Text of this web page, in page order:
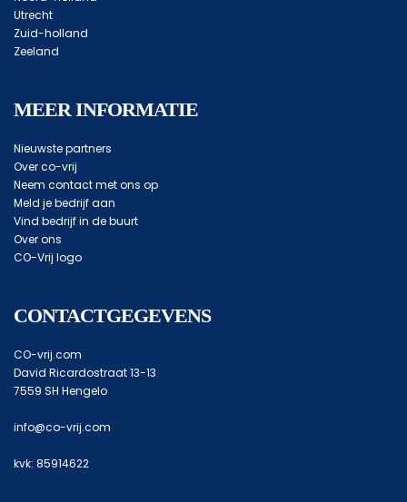
Utrecht
Zuid-holland
Zeeland
MEER INFORMATIE
Nieuwste partners
Over co-vrij
Neem contact met ons op
Meld je bedrijf aan
Vind bedrijf in de buurt
Over ons
CO-Vrij logo
CONTACTGEGEVENS
CO-vrij.com
David Ricardostraat 13-13
7559 SH Hengelo
info@co-vrij.com
kvk: 85914622